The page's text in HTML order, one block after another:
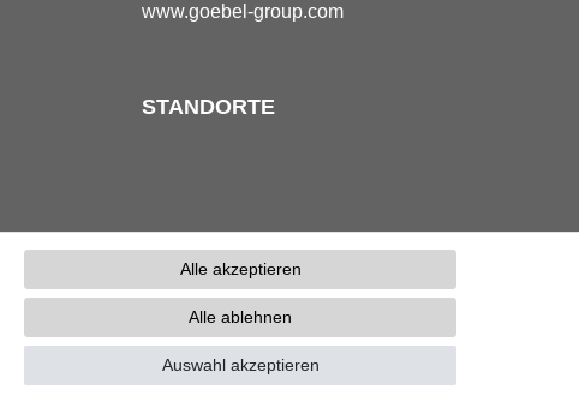
www.goebel-group.com
STANDORTE
Barrierefreiheitserklärung Kontakt
Alle akzeptieren
Alle ablehnen
Auswahl akzeptieren